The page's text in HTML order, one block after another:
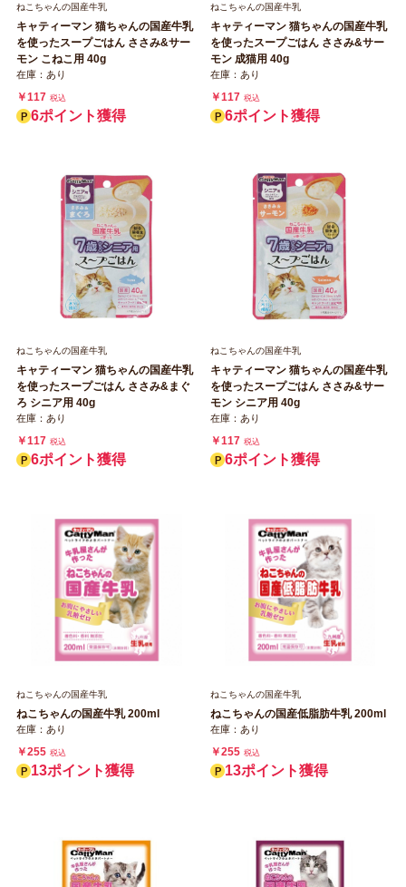
ねこちゃんの国産牛乳
キャティーマン 猫ちゃんの国産牛乳
を使ったスープごはん ささみ&サー
モン こねこ用 40g
在庫：あり
￥117 税込
6ポイント獲得
ねこちゃんの国産牛乳
キャティーマン 猫ちゃんの国産牛乳
を使ったスープごはん ささみ&サー
モン 成猫用 40g
在庫：あり
￥117 税込
6ポイント獲得
ねこちゃんの国産牛乳
キャティーマン 猫ちゃんの国産牛乳
を使ったスープごはん ささみ&まぐ
ろ シニア用 40g
在庫：あり
￥117 税込
6ポイント獲得
ねこちゃんの国産牛乳
キャティーマン 猫ちゃんの国産牛乳
を使ったスープごはん ささみ&サー
モン シニア用 40g
在庫：あり
￥117 税込
6ポイント獲得
ねこちゃんの国産牛乳
ねこちゃんの国産牛乳 200ml
在庫：あり
￥255 税込
13ポイント獲得
ねこちゃんの国産牛乳
ねこちゃんの国産低脂肪牛乳 200ml
在庫：あり
￥255 税込
13ポイント獲得